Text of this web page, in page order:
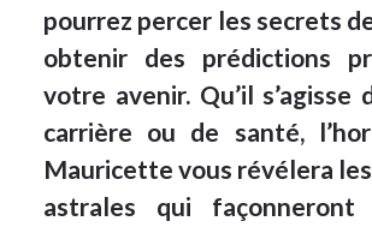
pourrez percer les secrets
obtenir des prédictions
votre avenir. Qu’il s’agisse
carrière ou de santé,
Mauricette vous révélera
astrales qui